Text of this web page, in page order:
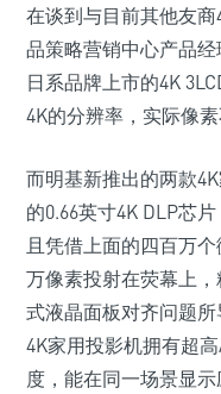
在谈到与目前其他友
品策略营销中心产品
日系品牌上市的4K
4K的分辨率，实际像
而明基新推出的两款
的0.66英寸4K DLP芯
且凭借上面的四百万
万像素投射在荧幕上
式液晶面板对齐问题
4K家用投影机拥有超
度，能在同一场景显